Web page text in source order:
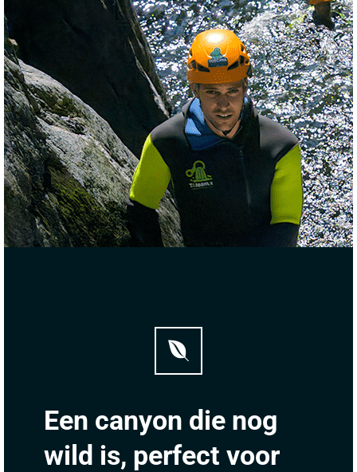
Een canyon die nog
wild is, perfect voor